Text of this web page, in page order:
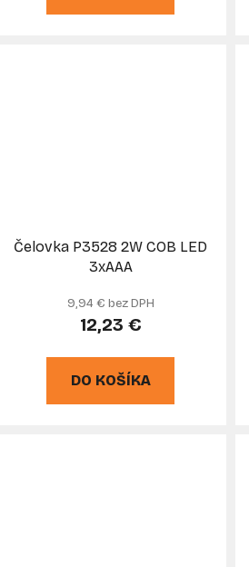
Čelovka P3528 2W COB LED
3xAAA
9,94 € bez DPH
12,23 €
DO KOŠÍKA